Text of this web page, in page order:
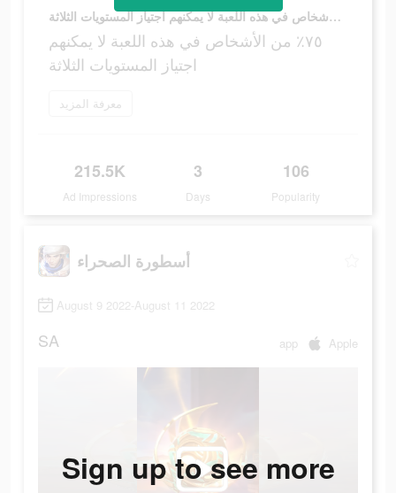
٧٥٪ من الأشخاص في هذه اللعبة لا يمكنهم اجتياز المستويات الثلاثة
٧٥٪ من الأشخاص في هذه اللعبة لا يمكنهم
اجتياز المستويات الثلاثة
معرفة المزيد
215.5K
Ad Impressions
3
Days
106
Popularity
أسطورة الصحراء
August 9 2022-August 11 2022
SA app Apple
Sign up to see more